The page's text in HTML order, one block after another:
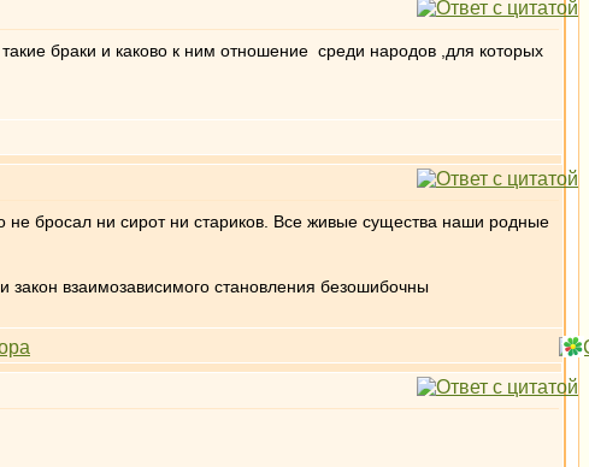
браки и каково к ним отношение среди народов ,для которых
бросал ни сирот ни стариков. Все живые существа наши родные
взаимозависимого становления безошибочны